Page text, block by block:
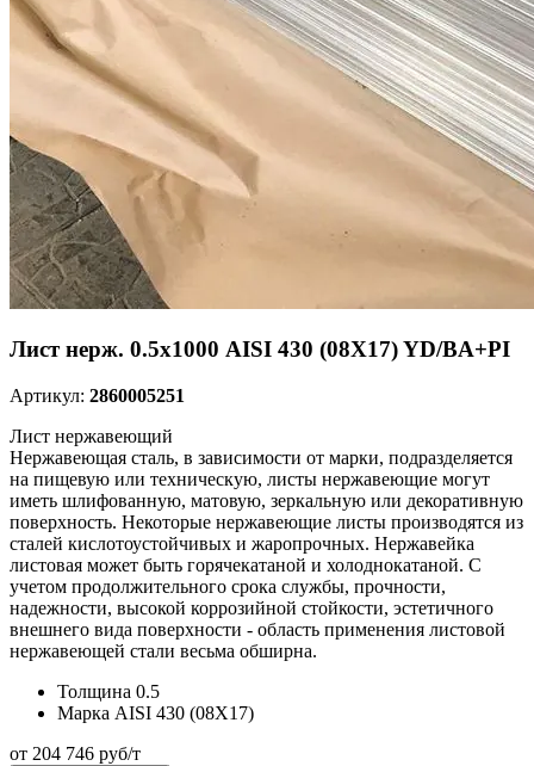
Лист нерж. 0.5х1000 AISI 430 (08Х17) YD/BA+PI
Артикул: 2860005251
Лист нержавеющий
Нержавеющая сталь, в зависимости от марки, подразделяется
на пищевую или техническую, листы нержавеющие могут
иметь шлифованную, матовую, зеркальную или декоративную
поверхность. Некоторые нержавеющие листы производятся из
сталей кислотоустойчивых и жаропрочных. Нержавейка
листовая может быть горячекатаной и холоднокатаной. С
учетом продолжительного срока службы, прочности,
надежности, высокой коррозийной стойкости, эстетичного
внешнего вида поверхности - область применения листовой
нержавеющей стали весьма обширна.
Толщина 0.5
Марка AISI 430 (08Х17)
от 204 746 руб/т